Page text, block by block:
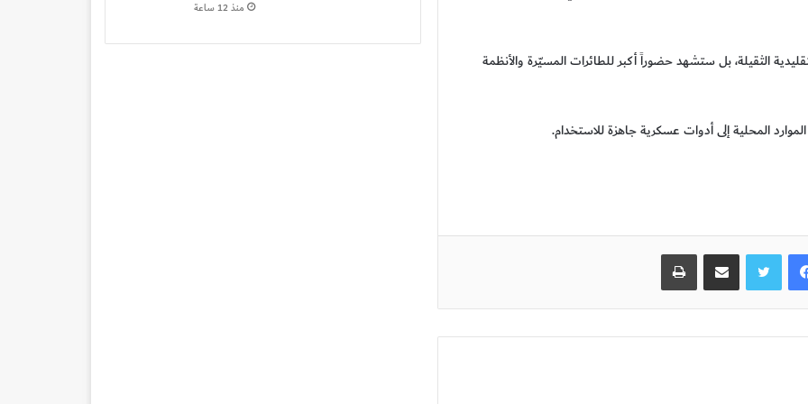
الثقيلة، بل ستشهد حضوراً أكبر للطائرات المسيّرة والأنظمة
المحلية إلى أدوات عسكرية جاهزة للاستخدام.
فيسبوكتويتر مشاركة عبر البريد طباعة
منذ 12 ساعة